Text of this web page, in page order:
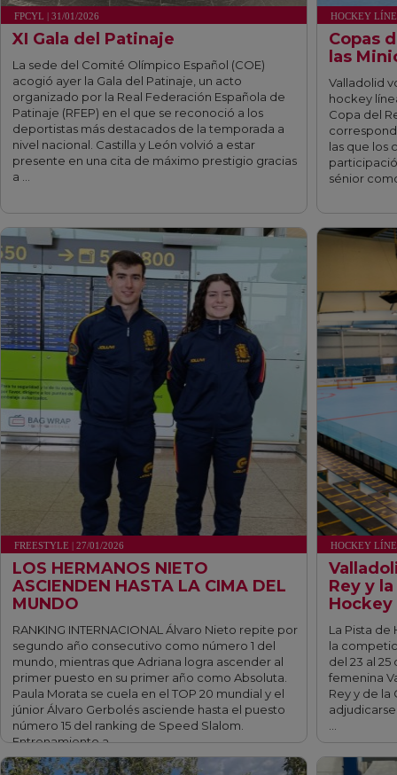
FPCYL | 31/01/2026
XI Gala del Patinaje
La sede del Comité Olímpico Español (COE)
acogió ayer la Gala del Patinaje, un acto
organizado por la Real Federación Española de
Patinaje (RFEP) en el que se reconoció a los
deportistas más destacados de la temporada a
nivel nacional. Castilla y León volvió a estar
presente en una cita de máximo prestigio gracias
a …
HOCKEY
Copas
las
Valladolid
hockey
Copa del
las que los
sénior
fff
FREESTYLE | 27/01/2026
LOS HERMANOS NIETO
ASCIENDEN HASTA LA CIMA DEL
MUNDO
RANKING INTERNACIONAL Álvaro Nieto repite por
segundo año consecutivo como número 1 del
mundo, mientras que Adriana logra ascender al
primer puesto en su primer año como Absoluta.
Paula Morata se cuela en el TOP 20 mundial y el
júnior Álvaro Gerbolés asciende hasta el puesto
número 15 del ranking de Speed Slalom.
Entrenamiento a …
HOCKEY
Rey y
Hockey
La Pista
la
del 23 al
femenina
Rey y de la